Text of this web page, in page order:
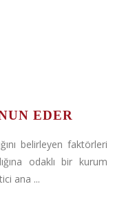
EDER
belirleyen faktörleri
odaklı bir kurum
ana ...